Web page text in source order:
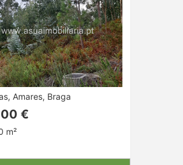
Amares, Braga
€
m²